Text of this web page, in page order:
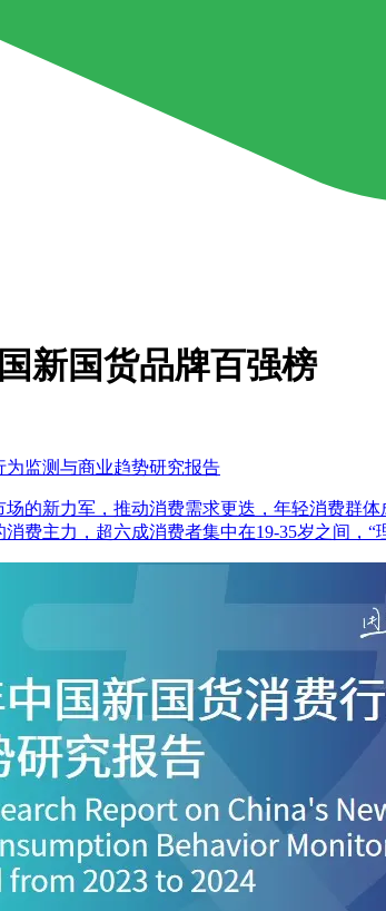
新国货品牌百强榜
为监测与商业趋势研究报告
的新力军，推动消费需求更迭，年轻消费群
费主力，超六成消费者集中在19-35岁之间，